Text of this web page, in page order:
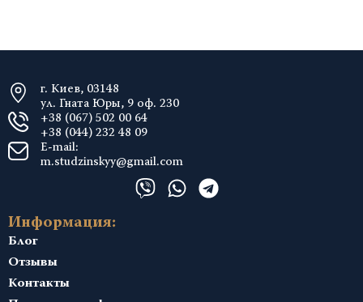
г. Киев, 03148
ул. Гната Юры, 9 оф. 230
+38 (067) 502 00 64
+38 (044) 232 48 09
E-mail:
m.studzinskyy@gmail.com
Информация:
Блог
Отзывы
Контакты